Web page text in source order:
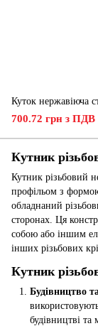
Куток нержавіюча
700.72 грн з ПДВ
Кутник
Кутник різьбовий
профільом з
обладнаний
сторонах. Ця
собою або іншим
інших різьбових
Кутник
Будівництво
будівництві та